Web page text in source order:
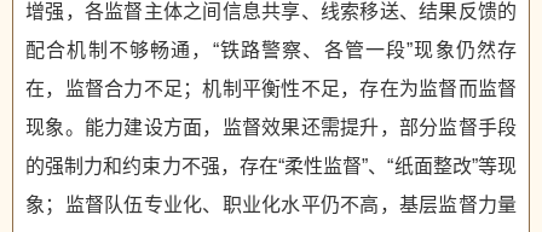
增强，各监督主体之间信息共享、线索移送、结果反馈的
配合机制不够畅通，“铁路警察、各管一段”现象仍然存
在，监督合力不足；机制平衡性不足，存在为监督而监督
现象。能力建设方面，监督效果还需提升，部分监督手段
的强制力和约束力不强，存在“柔性监督”、“纸面整改”等现
象；监督队伍专业化、职业化水平仍不高，基层监督力量